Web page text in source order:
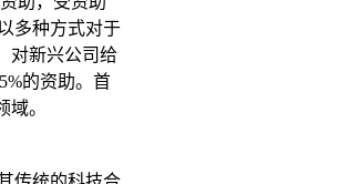
多种方式对于
对新兴公司给
的资助。首
。